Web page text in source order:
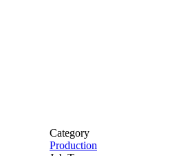
Category
Production